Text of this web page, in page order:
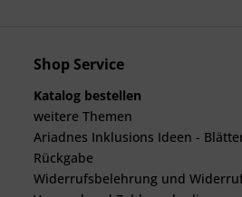
Shop Service
Katalog bestellen
weitere Themen
Ariadnes Inklusions Ideen -
Rückgabe
Widerrufsbelehrung und